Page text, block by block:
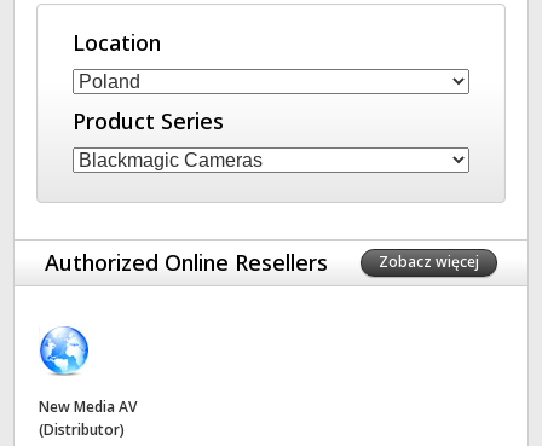
Austria
Brazil
Canada
Denmark
Finland
Germany
Location
Product Series
Authorized Online Resellers Zobacz więcej
New Media AV
(Distributor)